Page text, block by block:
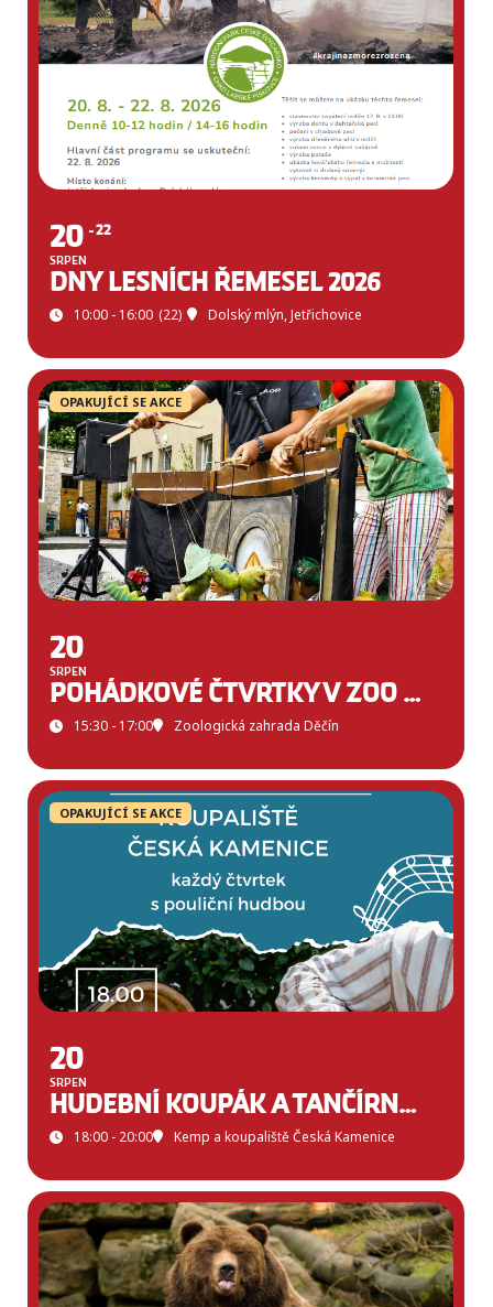
20
SRPEN
22
DNY LESNÍCH ŘEMESEL 2026
10:00 - 16:00 (22) Dolský mlýn, Jetřichovice
20
SRPEN
OPAKUJÍCÍ SE AKCE
POHÁDKOVÉ ČTVRTKY V ZOO DĚČÍN
15:30 - 17:00 Zoologická zahrada Děčín
20
SRPEN
OPAKUJÍCÍ SE AKCE
HUDEBNÍ KOUPÁK A TANČÍRNA V ČESKÉ KAMENICI
18:00 - 20:00 Kemp a koupaliště Česká Kamenice